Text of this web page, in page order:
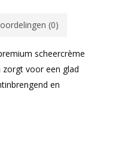
(0)
scheercrème
zorgt voor een glad
en